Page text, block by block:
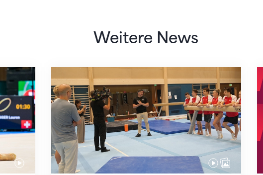
Weitere News
Mit klaren Zielen nach Zagreb